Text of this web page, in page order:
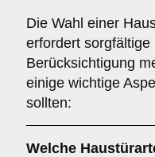
Die Wahl einer
erfordert
Berücksichtigung
einige wichtige
sollten:
Welche